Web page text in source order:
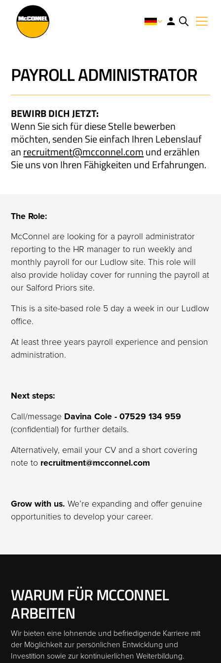
PAYROLL ADMINISTRATOR
BEWIRB DICH JETZT:
Wenn Sie sich für diese Stelle bewerben
möchten, senden Sie einfach Ihren Lebenslauf
anrecruitment@mcconnel.comund erzählen
Sie uns von Ihren Fähigkeiten und Erfahrungen.
The Role:
McConnel are looking for a payroll administrator
reporting to the HR manager to run weekly and
monthly payroll for our Ludlow site. This role will
also provide holiday cover for running the payroll at
our Salford Priors site.
This is a site-based role 5 day a week in our Ludlow
office.
At least three years payroll experience and pension
administration.
Next steps:
Call/message Davina Cole - 07529 134 959
(confidential) for further details.
Alternatively, email your CV and a short covering
note to recruitment@mcconnel.com
Grow with us. We’re expanding and offer genuine
opportunities to develop your career.
WARUM FÜR MCCONNEL
ARBEITEN
Wir bieten eine lohnende und befriedigende Karriere mit
der Möglichkeit zur persönlichen Entwicklung und
Investition sowie zur kontinuierlichen Weiterbildung.